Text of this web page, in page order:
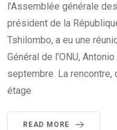
l’Assemblée générale
président de la
Tshilombo, a eu une
Général de l’ONU,
septembre. La rencontre,
étage
READ MORE